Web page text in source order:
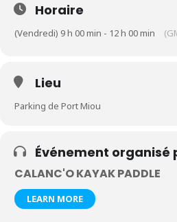
Horaire
(Vendredi) 9 h 00 min - 12 h 00 min
Lieu
Parking de Port Miou
Événement organisé
CALANC'O KAYAK PADDLE
LEARN MORE